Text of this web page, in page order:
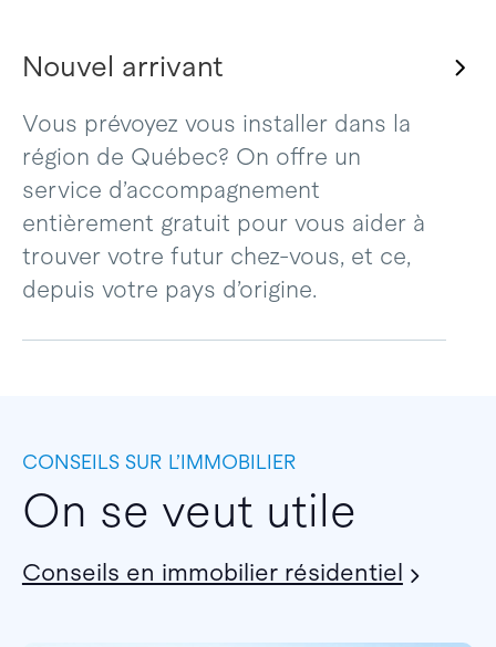
Nouvel arrivant
Vous prévoyez vous installer dans la
région de Québec? On offre un
service d’accompagnement
entièrement gratuit pour vous aider à
trouver votre futur chez-vous, et ce,
depuis votre pays d’origine.
CONSEILS SUR L’IMMOBILIER
On se veut utile
Conseils en immobilier résidentiel